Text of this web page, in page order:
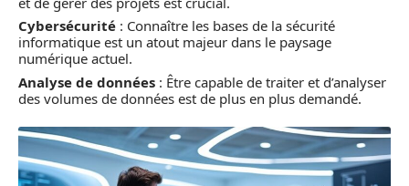
Cybersécurité : Connaître les bases de la sécurité
informatique est un atout majeur dans le paysage
numérique actuel.
Analyse de données : Être capable de traiter et d’analyser
des volumes de données est de plus en plus demandé.